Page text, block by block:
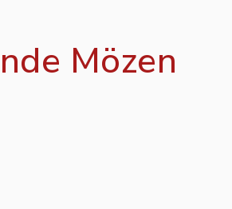
Mözen